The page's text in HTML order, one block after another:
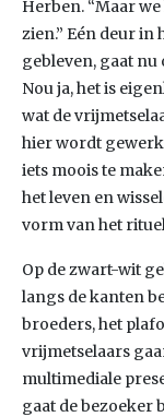
Herben. “Maar
zien.” Eén deur in
gebleven, gaat nu
Nou ja, het is
wat de
hier wordt
iets moois te
het leven en
vorm van het
Op de zwart-wit
langs de kanten
broeders, het
vrijmetselaars
multimediale
gaat de bezoeker